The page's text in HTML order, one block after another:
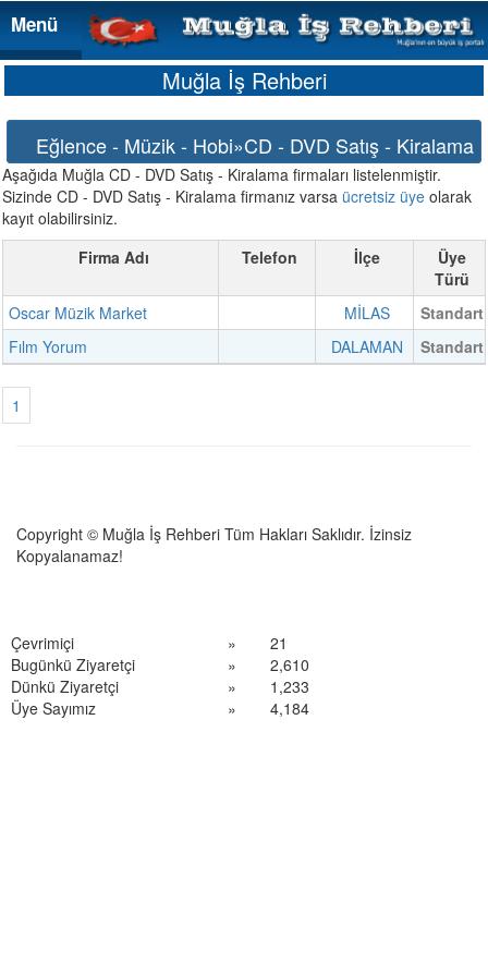
Menü
Menü
Muğla İş Rehberi
Eğlence - Müzik - Hobi»CD - DVD Satış - Kiralama
Aşağıda Muğla CD - DVD Satış - Kiralama firmaları listelenmiştir.
Sizinde CD - DVD Satış - Kiralama firmanız varsa ücretsiz üye olarak
kayıt olabilirsiniz.
Firma Adı
Telefon İlçe
Üye
Türü
Oscar Müzik Market
MİLAS
Standart
Fılm Yorum
DALAMAN Standart
1
Copyright © Muğla İş Rehberi Tüm Hakları Saklıdır. İzinsiz
Kopyalanamaz!
Çevrimiçi »
21
Bugünkü Ziyaretçi
»
2,610
Dünkü Ziyaretçi
»
1,233
Üye Sayımız
» 4,184